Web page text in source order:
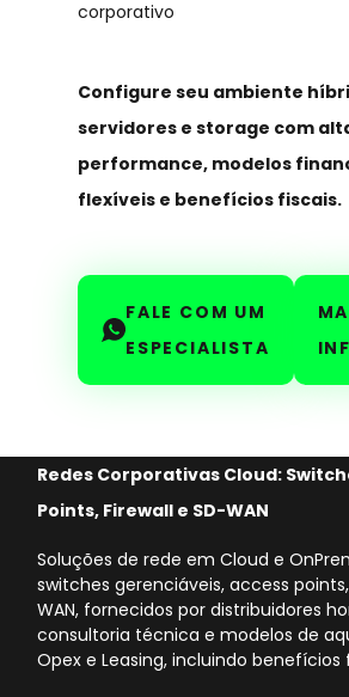
corporativo
Configure seu ambiente
servidores e storage com
performance, modelos
flexíveis e benefícios fiscais.
FALE COM UM
ESPECIALISTA
Redes Corporativas Cloud:
Points, Firewall e SD-WAN
Soluções de rede em Cloud e
switches gerenciáveis, access
WAN, fornecidos por distribuidores
consultoria técnica e modelos de
Opex e Leasing, incluindo benefícios